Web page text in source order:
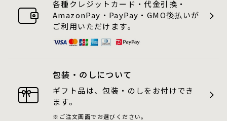
各種クレジットカード・代金引換・
AmazonPay・PayPay・GMO後払いが
ご利用いただけます。
包装・のしについて
ギフト品は、包装・のしをお付けでき
ます。
ご注文画面でお選びください。